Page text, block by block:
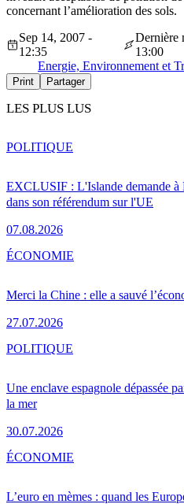
concernant l’amélioration des sols.
Sep 14, 2007 -
12:35
Dernière
13:00
Energie, Environnement et
Print Partager
LES PLUS LUS
EXCLUSIF : L'Islande demande à
dans son référendum sur l'UE
07.08.2026
POLITIQUE
Merci la Chine : elle a sauvé
27.07.2026
ÉCONOMIE
Une enclave espagnole dépassée
la mer
30.07.2026
POLITIQUE
L’euro en mèmes : quand les
ÉCONOMIE